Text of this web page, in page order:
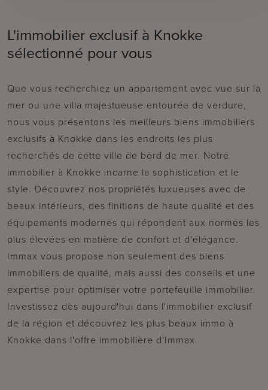
L'immobilier exclusif à Knokke
sélectionné pour vous
Que vous recherchiez un appartement avec vue sur la
mer ou une villa majestueuse entourée de verdure,
nous vous présentons les meilleurs biens immobiliers
exclusifs à Knokke dans les endroits les plus
recherchés de cette ville de bord de mer. Notre
immobilier à Knokke incarne la sophistication et le
style. Découvrez nos propriétés luxueuses avec de
beaux intérieurs, des finitions de haute qualité et des
équipements modernes qui répondent aux normes les
plus élevées en matière de confort et d'élégance.
Immax vous propose non seulement des biens
immobiliers de qualité, mais aussi des conseils et une
expertise pour optimiser votre portefeuille immobilier.
Investissez dès aujourd'hui dans l'immobilier exclusif
de la région et découvrez les plus beaux immo à
Knokke dans l'offre immobilière d'Immax.